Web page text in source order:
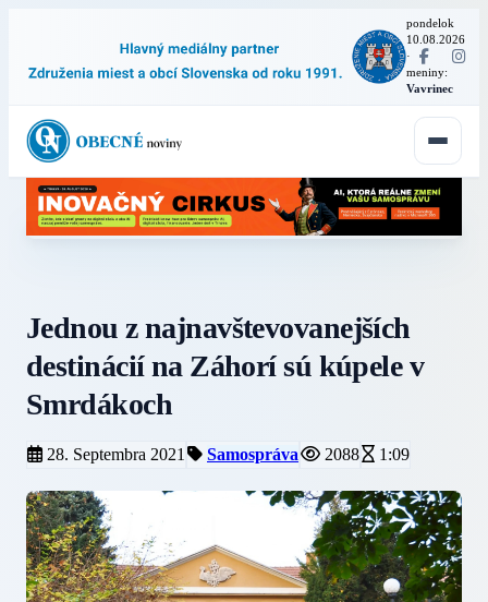
pondelok
10.08.2026
·
meniny:
Vavrinec
Jednou z najnavštevovanejších
destinácií na Záhorí sú kúpele v
Smrdákoch
28. Septembra 2021 Samospráva 2088 1:09